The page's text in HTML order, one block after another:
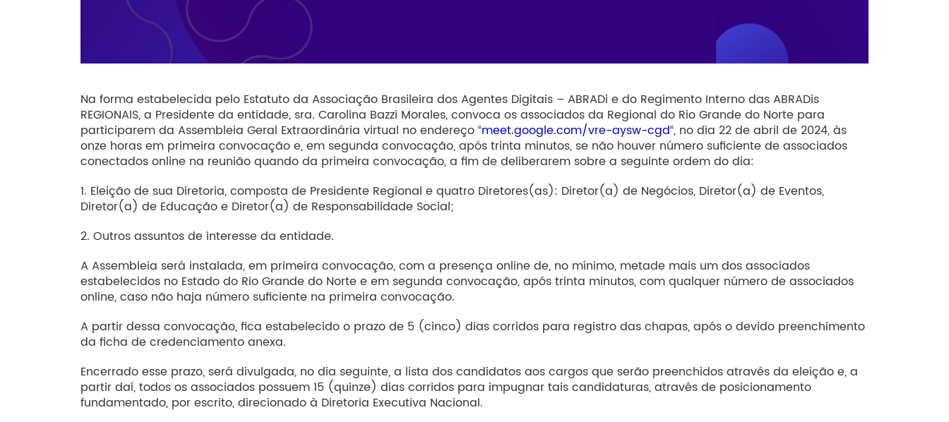
Na forma estabelecida pelo Estatuto da Associação Brasileira dos Agentes Digitais – ABRADi e do Regimento Interno das ABRADis
REGIONAIS, a Presidente da entidade, sra. Carolina Bazzi Morales, convoca os associados da Regional do Rio Grande do Norte para
participarem da Assembleia Geral Extraordinária virtual no endereço “meet.google.com/vre-aysw-cgd“, no dia 22 de abril de 2024, às
onze horas em primeira convocação e, em segunda convocação, após trinta minutos, se não houver número suficiente de associados
conectados online na reunião quando da primeira convocação, a fim de deliberarem sobre a seguinte ordem do dia:
1. Eleição de sua Diretoria, composta de Presidente Regional e quatro Diretores(as): Diretor(a) de Negócios, Diretor(a) de Eventos,
Diretor(a) de Educação e Diretor(a) de Responsabilidade Social;
2. Outros assuntos de interesse da entidade.
A Assembleia será instalada, em primeira convocação, com a presença online de, no mínimo, metade mais um dos associados
estabelecidos no Estado do Rio Grande do Norte e em segunda convocação, após trinta minutos, com qualquer número de associados
online, caso não haja número suficiente na primeira convocação.
A partir dessa convocação, fica estabelecido o prazo de 5 (cinco) dias corridos para registro das chapas, após o devido preenchimento
da ficha de credenciamento anexa.
Encerrado esse prazo, será divulgada, no dia seguinte, a lista dos candidatos aos cargos que serão preenchidos através da eleição e, a
partir daí, todos os associados possuem 15 (quinze) dias corridos para impugnar tais candidaturas, através de posicionamento
fundamentado, por escrito, direcionado à Diretoria Executiva Nacional.